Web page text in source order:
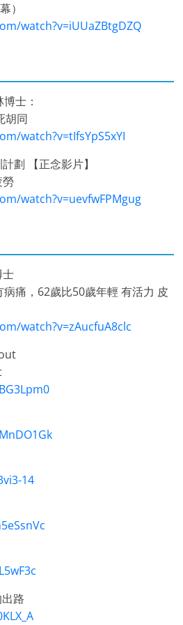
）
watch?v=iUUaZBtgDZQ
士：
胡同
watch?v=tIfsYpS5xYI
劃 【正念影片】
watch?v=uevfwFPMgug
士
痛，62歲比50歲年輕 有活力 皮
watch?v=zAucfuA8clc
14
路